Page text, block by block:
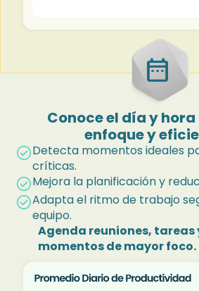
Conoce el día y
enfoque y
date_range
check_circleDetecta momentos ideales
críticas.
check_circleMejora la planificación y
check_circleAdapta el ritmo de trabajo
equipo.
Agenda reuniones, tareas
momentos de mayor foco.